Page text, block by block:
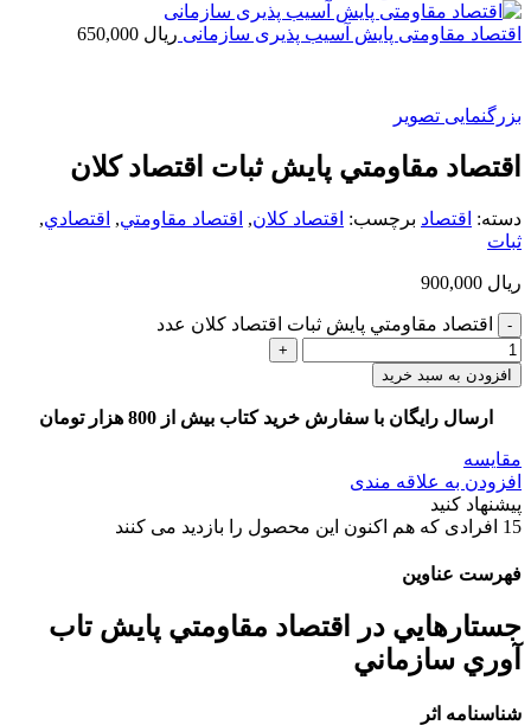
اقتصاد مقاومتی پایش آسیب پذیری سازمانی ریال
بزرگنمایی تصویر
اقتصاد مقاومتي پايش ثبات اقتصاد كلان
دسته: اقتصاد برچسب: اقتصاد كلان, اقتصاد مقاومتي, اقتصادي,
ثبات
ریال
اقتصاد مقاومتي پايش ثبات اقتصاد كلان عدد
افزودن به سبد خرید
ارسال رایگان با سفارش خرید کتاب بیش از 800 هزار تومان
مقایسه
افزودن به علاقه مندی
پیشنهاد کنید
15 افرادی که هم اکنون این محصول را بازدید می کنند
فهرست عناوین
جستارهايي در اقتصاد مقاومتي پايش تاب
آوري سازماني
شناسنامه اثر